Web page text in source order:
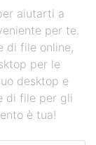
aiutarti a
per te.
di file online,
per le
desktop e
di file per gli
è tua!